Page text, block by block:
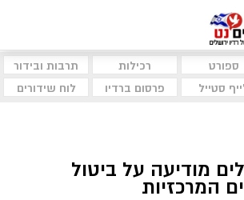
ספורט רכילות
תרבות ובידור
סטייל פרסום ברדיו לוח שידורים
מודיעה על ביטול
המרכזיות